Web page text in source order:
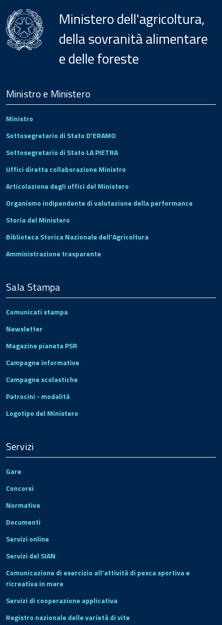
Ministero dell'agricoltura,
della sovranità alimentare
e delle foreste
Footer
Ministro e Ministero
Ministro
Sottosegretario di Stato D'ERAMO
Sottosegretario di Stato LA PIETRA
Uffici diretta collaborazione Ministro
Articolazione degli uffici del Ministero
Organismo indipendente di valutazione della performance
Storia del Ministero
Biblioteca Storica Nazionale dell'Agricoltura
Amministrazione trasparente
Sala Stampa
Comunicati stampa
Newsletter
Magazine pianeta PSR
Campagne informative
Campagne scolastiche
Patrocini - modalità
Logotipo del Ministero
Servizi
Gare
Concorsi
Normativa
Documenti
Servizi online
Servizi del SIAN
Comunicazione di esercizio all'attività di pesca sportiva e
ricreativa in mare
Servizi di cooperazione applicativa
Registro nazionale delle varietà di vite